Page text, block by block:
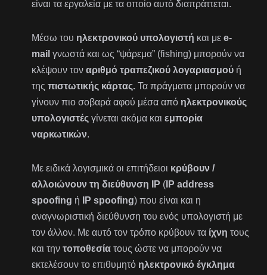
είναι τα εργαλεία με τα οποίο αυτό διαπράττεται.
Μέσω του ηλεκτρονικού υπολογιστή και με e-
mail γνωστά και ως “ψάρεμα” (fishing) μπορούν να
κλέψουν τοναριθμό τραπεζικού λογαριασμού ή
τηςπιστωτικής κάρτας. Τα πράγματα μπορούν να
γίνουν πιο σοβαρά αφού μέσα από ηλεκτρονικούς
υπολογιστέςγίνεται ακόμα καιεμπορία
ναρκωτικών.
Με ειδικά λογισμικά οι επιτήδειοι κρύβουν /
αλλοιώνουν τη διεύθυνση ΙP ( IP address
spoofing ή IP spoofing) που είναι και η
αναγνωριστική διεύθυνση του ενός υπολογιστή με
τον άλλον. Με αυτό τον τρόπο κρύβουν τα ίχνη τους
και τηντοποθεσία τους ώστε να μπορούν να
εκτελέσουν το επιθυμητό ηλεκτρονικό έγκλημα